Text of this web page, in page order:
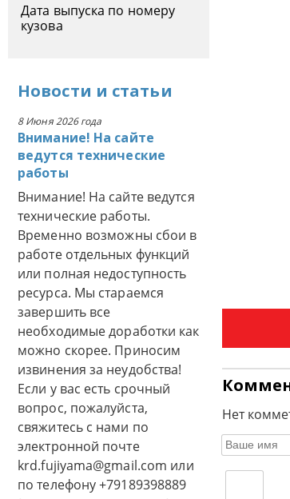
Дата выпуска по номеру
кузова
Новости и статьи
8 Июня 2026 года
Внимание! На сайте
ведутся технические
работы
Внимание! На сайте ведутся
технические работы.
Временно возможны сбои в
работе отдельных функций
или полная недоступность
ресурса. Мы стараемся
завершить все
необходимые доработки как
можно скорее. Приносим
извинения за неудобства!
Если у вас есть срочный
вопрос, пожалуйста,
свяжитесь с нами по
электронной почте
krd.fujiyama@gmail.com или
по телефону +79189398889
Нет